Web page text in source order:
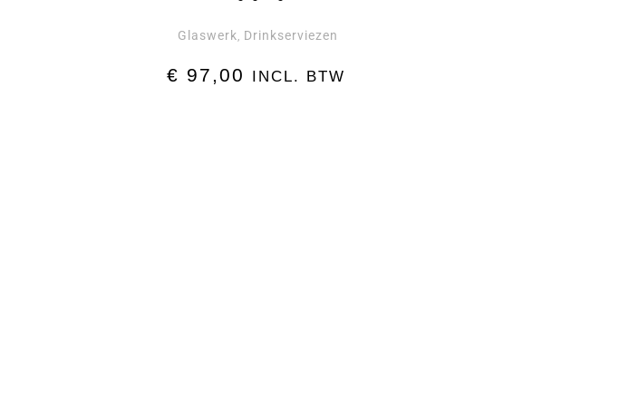
Glaswerk, Drinkserviezen
€ 97,00 INCL. BTW